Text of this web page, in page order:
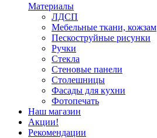
Материалы
ЛДСП
Мебельные ткани, кожзам
Пескоструйные рисунки
Ручки
Стекла
Стеновые панели
Столешницы
Фасады для кухни
Фотопечать
Наш магазин
Акции!
Рекомендации